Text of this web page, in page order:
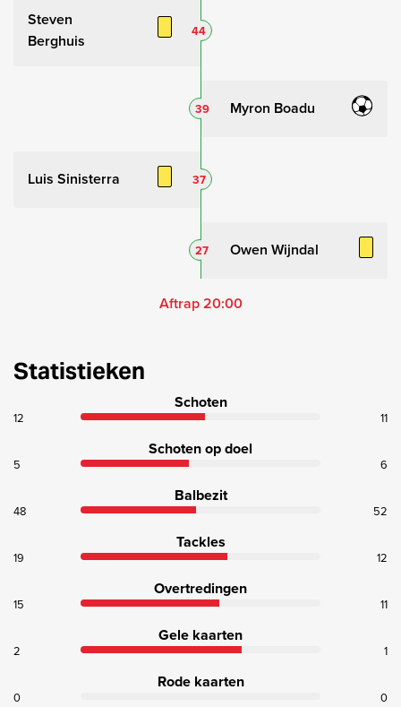
Steven
Berghuis
44
Myron Boadu
39
Luis Sinisterra 37
Owen Wijndal
27
Aftrap 20:00
Statistieken
Schoten
12 11
Schoten op doel
5 6
Balbezit
48 52
Tackles
19 12
Overtredingen
15 11
Gele kaarten
2 1
Rode kaarten
0 0